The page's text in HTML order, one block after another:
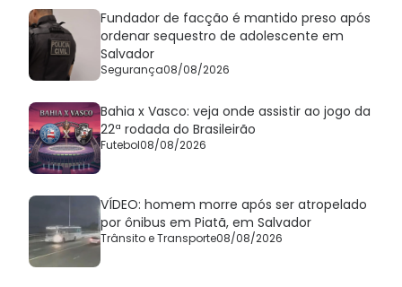
Fundador de facção é mantido preso após
ordenar sequestro de adolescente em
Salvador
Segurança08/08/2026
Bahia x Vasco: veja onde assistir ao jogo da
22ª rodada do Brasileirão
Futebol08/08/2026
VÍDEO: homem morre após ser atropelado
por ônibus em Piatã, em Salvador
Trânsito e Transporte08/08/2026